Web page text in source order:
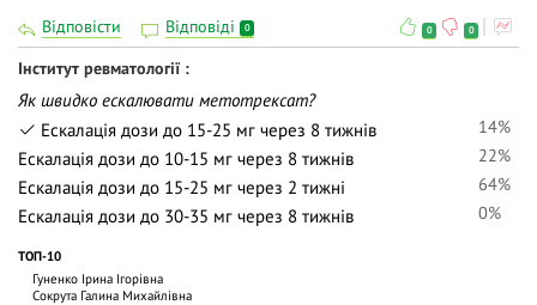
Відповісти Відповіді 0 0 0
Інститут ревматології
Як швидко ескалювати метотрексат?
Ескалація дози до 15-25 мг через 8 тижнів
14%
Ескалація дози до 10-15 мг через 8 тижнів
22%
Ескалація дози до 15-25 мг через 2 тижні
64%
Ескалація дози до 30-35 мг через 8 тижнів
0%
ТОП-10
Гуненко Ірина Ігорівна
Сокрута Галина Михайлівна